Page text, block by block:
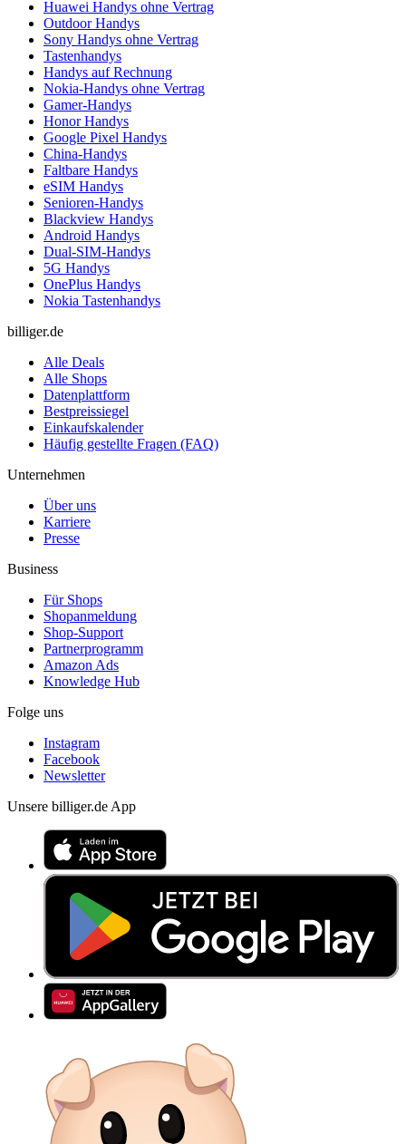
Huawei Handys ohne Vertrag
Outdoor Handys
Sony Handys ohne Vertrag
Tastenhandys
Handys auf Rechnung
Nokia-Handys ohne Vertrag
Gamer-Handys
Honor Handys
Google Pixel Handys
China-Handys
Faltbare Handys
eSIM Handys
Senioren-Handys
Blackview Handys
Android Handys
Dual-SIM-Handys
5G Handys
OnePlus Handys
Nokia Tastenhandys
billiger.de
Alle Deals
Alle Shops
Datenplattform
Bestpreissiegel
Einkaufskalender
Häufig gestellte Fragen (FAQ)
Unternehmen
Über uns
Karriere
Presse
Business
Für Shops
Shopanmeldung
Shop-Support
Partnerprogramm
Amazon Ads
Knowledge Hub
Folge uns
Instagram
Facebook
Newsletter
Unsere billiger.de App